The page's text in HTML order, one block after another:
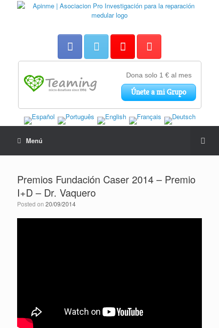
Menú
Premios Fundación Caser 2014 – Premio
I+D – Dr. Vaquero
Posted on 20/09/2014